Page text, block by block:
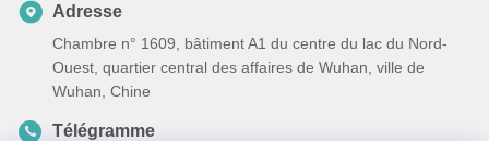
Adresse
Chambre n° 1609, bâtiment A1 du centre du lac du Nord-
Ouest, quartier central des affaires de Wuhan, ville de
Wuhan, Chine
Télégramme